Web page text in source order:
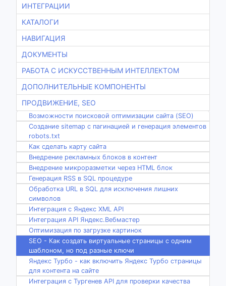
ИНТЕГРАЦИИ
КАТАЛОГИ
НАВИГАЦИЯ
ДОКУМЕНТЫ
РАБОТА С ИСКУССТВЕННЫМ ИНТЕЛЛЕКТОМ
ДОПОЛНИТЕЛЬНЫЕ КОМПОНЕНТЫ
ПРОДВИЖЕНИЕ, SEO
Возможности поисковой оптимизации сайта (SEO)
Создание sitemap с пагинацией и генерация элементов
robots.txt
Как сделать карту сайта
Внедрение рекламных блоков в контент
Внедрение микроразметки через HTML блок
Генерация RSS в SQL процедуре
Обработка URL в SQL для исключения лишних
символов
Интеграция с Яндекс XML API
Интеграция API Яндекс.Вебмастер
Оптимизация по загрузке картинок
SEO - Как создать виртуальные страницы с одним
шаблоном, но под разные ключи
Яндекс Турбо - как включить Яндекс Турбо страницы
для контента на сайте
Интеграция с Тургенев API для проверки качества